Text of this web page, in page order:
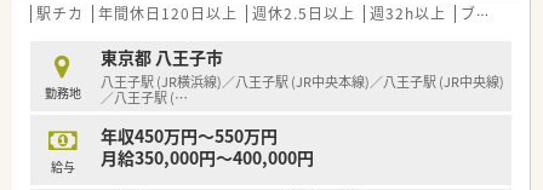
駅チカ 年間休日120日以上 週休2.5日以上 週32h以上 ブランク可
勤務地
東京都 八王子市
八王子駅 (JR横浜線)／八王子駅 (JR中央本線)／八王子駅 (JR中央線)
／八王子駅 (…
給与
年収450万円～550万円
月給350,000円～400,000円